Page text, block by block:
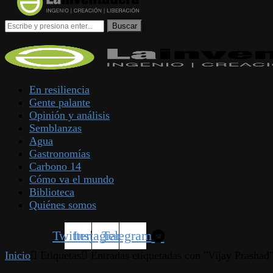
En resiliencia
Gente palante
Opinión y análisis
Semblanzas
Agua
Gastronomías
Carbono 14
Cómo va el mundo
Biblioteca
Quiénes somos
TwitterInstagramTelegram
Inicio